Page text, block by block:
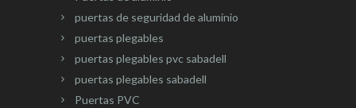
puertas de seguridad de aluminio
puertas plegables
puertas plegables pvc sabadell
puertas plegables sabadell
Puertas PVC